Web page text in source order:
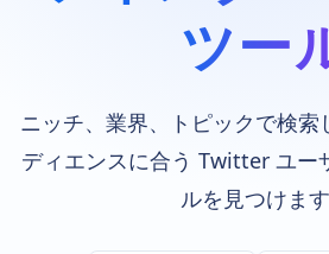
ツー
ニッチ、業界、トピックで検索
ディエンスに合う Twitter ユー
ルを見つけます